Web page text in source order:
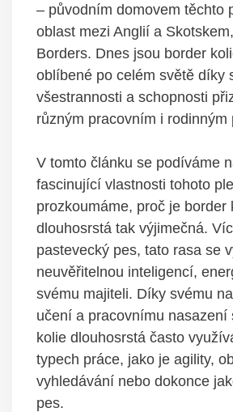
– původním domovem těchto
oblast mezi Anglií a
Borders. Dnes jsou border
oblíbené po celém světě díky
všestrannosti a schopnosti
různým pracovním i rodinným
V tomto článku se podíváme
fascinující vlastnosti tohoto
prozkoumáme, proč je border
dlouhosrstá tak výjimečná.
pastevecký pes, tato rasa se
neuvěřitelnou inteligencí,
svému majiteli. Díky svému
učení a pracovnímu nasazení
kolie dlouhosrstá často
typech práce, jako je agility,
vyhledávání nebo dokonce
pes.